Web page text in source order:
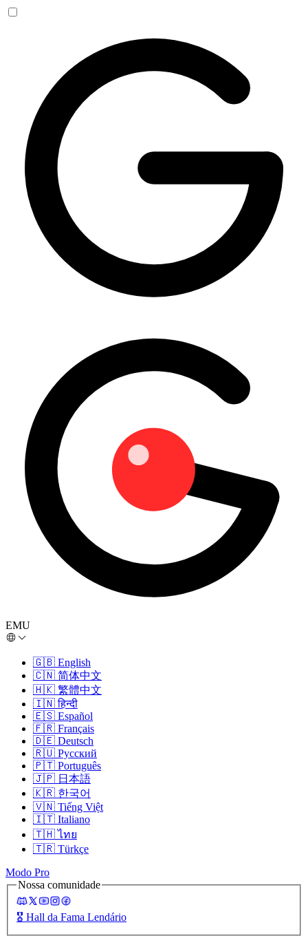
EMU
🇬🇧 English
🇨🇳 简体中文
🇭🇰 繁體中文
🇮🇳 हिन्दी
🇪🇸 Español
🇫🇷 Français
🇩🇪 Deutsch
🇷🇺 Русский
🇵🇹 Português
🇯🇵 日本語
🇰🇷 한국어
🇻🇳 Tiếng Việt
🇮🇹 Italiano
🇹🇭 ไทย
🇹🇷 Türkçe
Modo Pro
Nossa comunidade
🎖️ Hall da Fama Lendário